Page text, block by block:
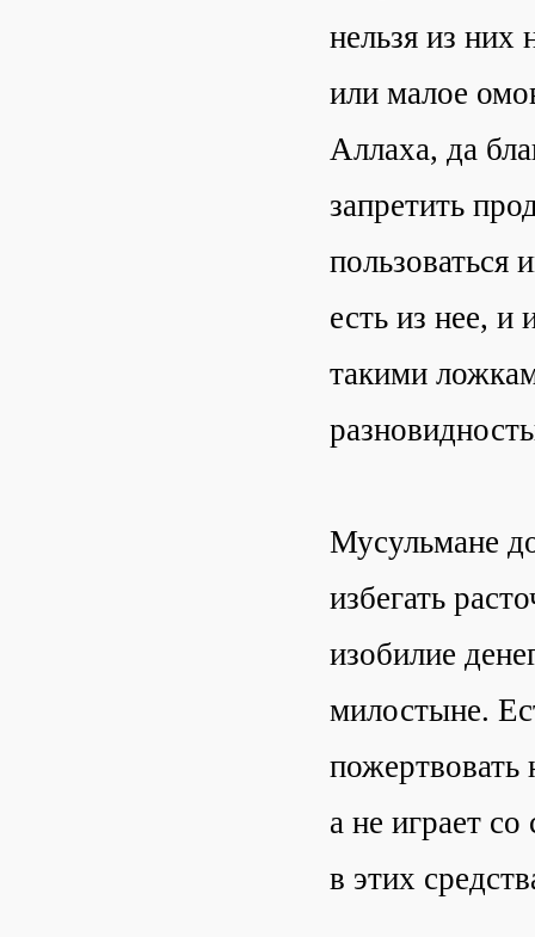
нельзя из них
или малое
Аллаха, да
запретить
пользоваться
есть из нее, и
такими
Мусульмане
избегать
изобилие
милостыне.
пожертвовать
а не играет
в этих